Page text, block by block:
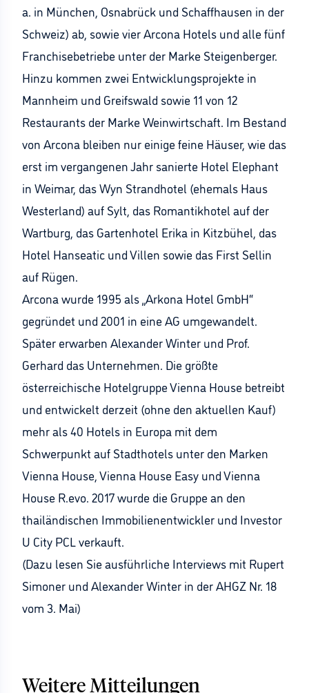
a. in München, Osnabrück und Schaffhausen in der
Schweiz) ab, sowie vier Arcona Hotels und alle fünf
Franchisebetriebe unter der Marke Steigenberger.
Hinzu kommen zwei Entwicklungsprojekte in
Mannheim und Greifswald sowie 11 von 12
Restaurants der Marke Weinwirtschaft. Im Bestand
von Arcona bleiben nur einige feine Häuser, wie das
erst im vergangenen Jahr sanierte Hotel Elephant
in Weimar, das Wyn Strandhotel (ehemals Haus
Westerland) auf Sylt, das Romantikhotel auf der
Wartburg, das Gartenhotel Erika in Kitzbühel, das
Hotel Hanseatic und Villen sowie das First Sellin
auf Rügen.
Arcona wurde 1995 als „Arkona Hotel GmbH“
gegründet und 2001 in eine AG umgewandelt.
Später erwarben Alexander Winter und Prof.
Gerhard das Unternehmen. Die größte
österreichische Hotelgruppe Vienna House betreibt
und entwickelt derzeit (ohne den aktuellen Kauf)
mehr als 40 Hotels in Europa mit dem
Schwerpunkt auf Stadthotels unter den Marken
Vienna House, Vienna House Easy und Vienna
House R.evo. 2017 wurde die Gruppe an den
thailändischen Immobilienentwickler und Investor
U City PCL verkauft.
(Dazu lesen Sie ausführliche Interviews mit Rupert
Simoner und Alexander Winter in der AHGZ Nr. 18
vom 3. Mai)
Weitere Mitteilungen